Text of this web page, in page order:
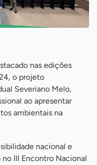
nas edições
o projeto
Severiano Melo,
ao apresentar
ambientais na
nacional e
III Encontro Nacional